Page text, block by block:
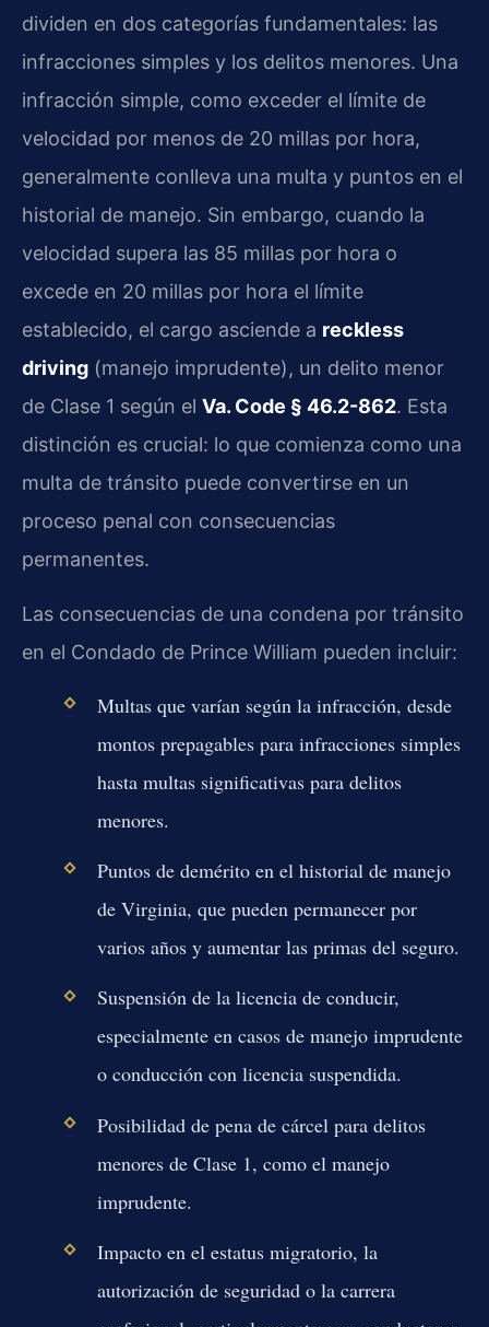
dividen en dos categorías fundamentales: las
infracciones simples y los delitos menores. Una
infracción simple, como exceder el límite de
velocidad por menos de 20 millas por hora,
generalmente conlleva una multa y puntos en el
historial de manejo. Sin embargo, cuando la
velocidad supera las 85 millas por hora o
excede en 20 millas por hora el límite
establecido, el cargo asciende a reckless
driving (manejo imprudente), un delito menor
de Clase 1 según el Va. Code § 46.2-862. Esta
distinción es crucial: lo que comienza como una
multa de tránsito puede convertirse en un
proceso penal con consecuencias
permanentes.
Las consecuencias de una condena por tránsito
en el Condado de Prince William pueden incluir:
Multas que varían según la infracción, desde
montos prepagables para infracciones simples
hasta multas significativas para delitos
menores.
Puntos de demérito en el historial de manejo
de Virginia, que pueden permanecer por
varios años y aumentar las primas del seguro.
Suspensión de la licencia de conducir,
especialmente en casos de manejo imprudente
o conducción con licencia suspendida.
Posibilidad de pena de cárcel para delitos
menores de Clase 1, como el manejo
imprudente.
Impacto en el estatus migratorio, la
autorización de seguridad o la carrera